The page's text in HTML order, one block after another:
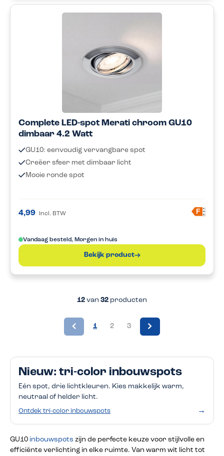
Complete LED-spot Merati chroom GU10
dimbaar 4.2 Watt
GU10: eenvoudig vervangbare spot
Creëer sfeer met dimbaar licht
Mooie ronde spot
4,99 Incl. BTW F A
G
Vandaag besteld, Morgen in huis
Bekijk product
12 van 32 producten
1 2 3
Nieuw: tri-color inbouwspots
Eén spot, drie lichtkleuren. Kies makkelijk warm,
neutraal of helder licht.
Ontdek tri-color inbouwspots →
GU10 inbouwspots zijn de perfecte keuze voor stijlvolle en
efficiënte verlichting in elke ruimte. Van warm wit licht tot